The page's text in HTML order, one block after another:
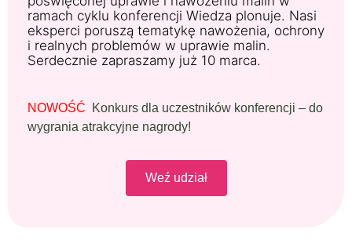
ramach cyklu konferencji Wiedza plonuje. Nasi
eksperci poruszą tematykę nawożenia, ochrony
i realnych problemów w uprawie malin.
Serdecznie zapraszamy już 10 marca.
NOWOŚĆ
Konkurs dla uczestników konferencji – do
wygrania atrakcyjne nagrody!
Weź udział